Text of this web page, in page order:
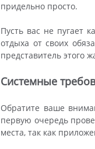
придельно просто.
Пусть вас не пугает
отдыха от своих
представитель этого
Системные
Обратите ваше
первую очередь
места, так как